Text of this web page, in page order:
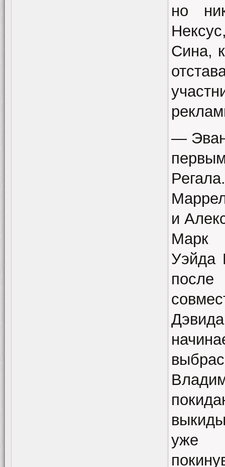
но
Сина,
—
и
Марк
Уэйда
после
уже